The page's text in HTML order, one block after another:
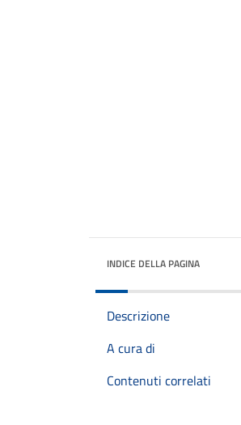
INDICE DELLA PAGINA
Descrizione
A cura di
Contenuti correlati